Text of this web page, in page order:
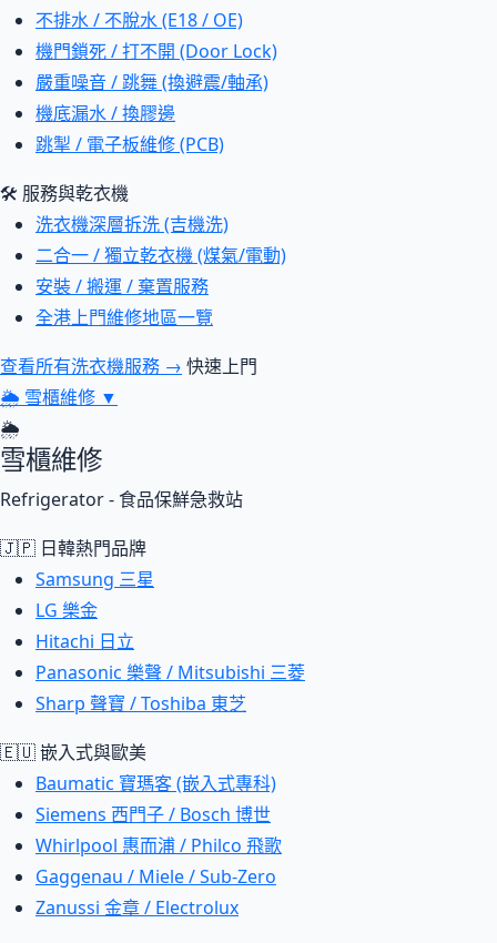
不排水 / 不脫水 (E18 / OE)
機門鎖死 / 打不開 (Door Lock)
嚴重噪音 / 跳舞 (換避震/軸承)
機底漏水 / 換膠邊
跳掣 / 電子板維修 (PCB)
🛠 服務與乾衣機
洗衣機深層拆洗 (吉機洗)
二合一 / 獨立乾衣機 (煤氣/電動)
安裝 / 搬運 / 棄置服務
全港上門維修地區一覽
查看所有洗衣機服務 → 快速上門
🌦 雪櫃維修 ▼
🌦
雪櫃維修
Refrigerator - 食品保鮮急救站
🇯🇵 日韓熱門品牌
Samsung 三星
LG 樂金
Hitachi 日立
Panasonic 樂聲 / Mitsubishi 三菱
Sharp 聲寶 / Toshiba 東芝
🇪🇺 嵌入式與歐美
Baumatic 寶瑪客 (嵌入式專科)
Siemens 西門子 / Bosch 博世
Whirlpool 惠而浦 / Philco 飛歌
Gaggenau / Miele / Sub-Zero
Zanussi 金章 / Electrolux